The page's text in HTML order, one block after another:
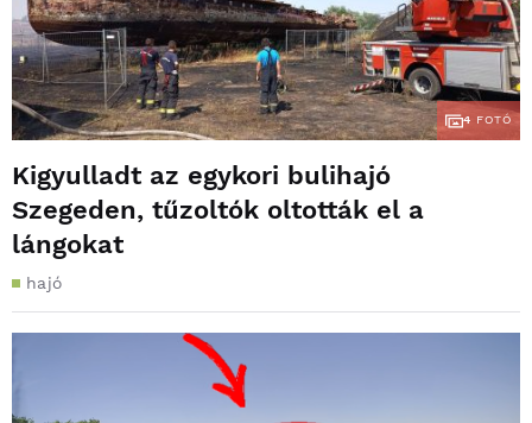
4 FOTÓ
Kigyulladt az egykori bulihajó
Szegeden, tűzoltók oltották el a
lángokat
hajó